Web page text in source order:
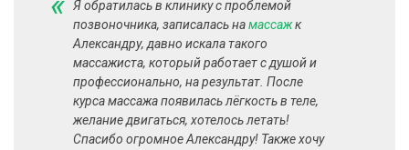
Я обратилась в клинику с проблемой
позвоночника, записалась намассаж​ к
Александру, давно искала такого
массажиста, который работает с душой и
профессионально, на результат. После
курса массажа появилась лёгкость в теле,
желание двигаться, хотелось летать!
Спасибо огромное Александру! Также хочу